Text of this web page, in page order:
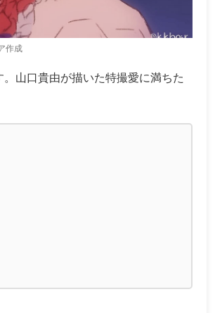
作成
山口貴由が描いた特撮愛に満ちた